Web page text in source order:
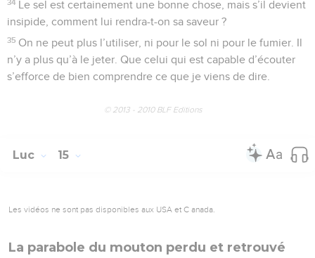
34 Le sel est certainement une bonne chose, mais s’il devient
insipide, comment lui rendra-t-on sa saveur ?
35 On ne peut plus l’utiliser, ni pour le sol ni pour le fumier. Il
n’y a plus qu’à le jeter. Que celui qui est capable d’écouter
s’efforce de bien comprendre ce que je viens de dire.
© 2013 - 2010 BLF Editions
Luc 15
Les vidéos ne sont pas disponibles aux USA et C anada.
La parabole du mouton perdu et retrouvé